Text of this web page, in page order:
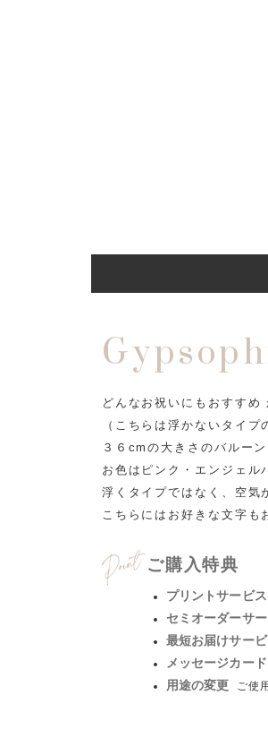
どんなお祝いにもおすすめ
（こちらは浮かないタイプ
３６cmの大きさのバルー
お色はピンク・エンジェル
浮くタイプではなく、空気
こちらにはお好きな文字も
ご購入特典
プリントサービス
セミオーダーサ
最短お届けサー
メッセージカード
用途の変更 ご使